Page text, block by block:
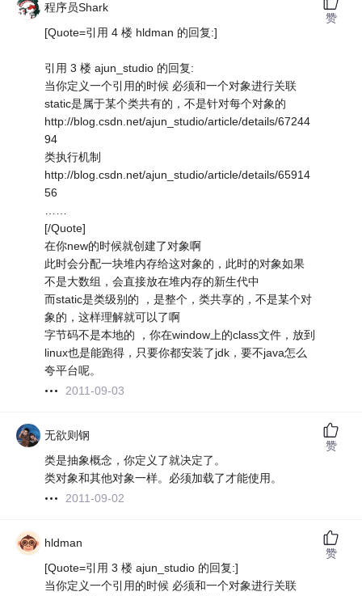
程序员Shark
[Quote=引用 4 楼 hldman 的回复:]
引用 3 楼 ajun_studio 的回复:
当你定义一个引用的时候 必须和一个对象进行关联
static是属于某个类共有的，不是针对每个对象的
http://blog.csdn.net/ajun_studio/article/details/67244
94
类执行机制
http://blog.csdn.net/ajun_studio/article/details/65914
56
……
[/Quote]
在你new的时候就创建了对象啊
此时会分配一块堆内存给这对象的，此时的对象如果
不是大数组，会直接放在堆内存的新生代中
而static是类级别的 ，是整个，类共享的，不是某个对
象的，这样理解就可以了啊
字节码不是本地的 ，你在window上的class文件，放到
linux也是能跑得，只要你都安装了jdk，要不java怎么
夸平台呢。
2011-09-03
赞
无欲则钢
类是抽象概念，你定义了就决定了。
类对象和其他对象一样。必须加载了才能使用。
2011-09-02
赞
hldman
[Quote=引用 3 楼 ajun_studio 的回复:]
当你定义一个引用的时候 必须和一个对象进行关联
赞